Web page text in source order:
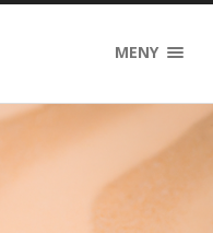
MENY